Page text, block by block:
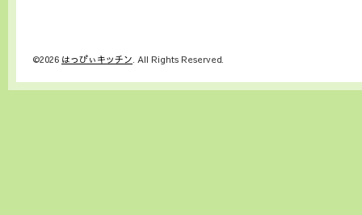
©2026 はっぴぃキッチン. All Rights Reserved.